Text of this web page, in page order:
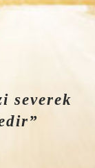
severek